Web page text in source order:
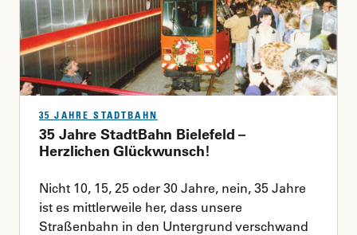
35 JAHRE STADTBAHN
35 Jahre StadtBahn Bielefeld –
Herzlichen Glückwunsch!
Nicht 10, 15, 25 oder 30 Jahre, nein, 35 Jahre
ist es mittlerweile her, dass unsere
Straßenbahn in den Untergrund verschwand